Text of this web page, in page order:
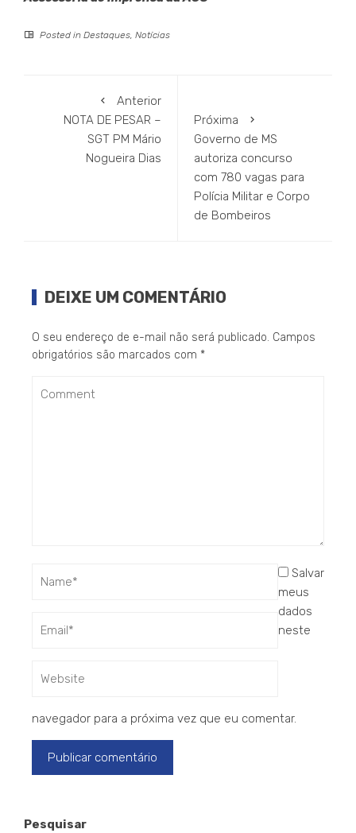
Posted in Destaques, Notícias
Anterior
NOTA DE PESAR –
SGT PM Mário
Nogueira Dias
Próxima
Governo de MS
autoriza concurso
com 780 vagas para
Polícia Militar e Corpo
de Bombeiros
DEIXE UM COMENTÁRIO
O seu endereço de e-mail não será publicado. Campos
obrigatórios são marcados com *
Salvar
meus
dados
neste
navegador para a próxima vez que eu comentar.
Pesquisar